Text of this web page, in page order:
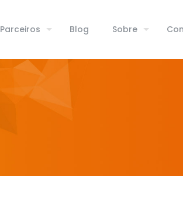
Parceiros Blog Sobre